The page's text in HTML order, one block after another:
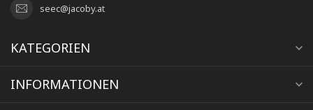
seec@jacoby.at
KATEGORIEN
INFORMATIONEN